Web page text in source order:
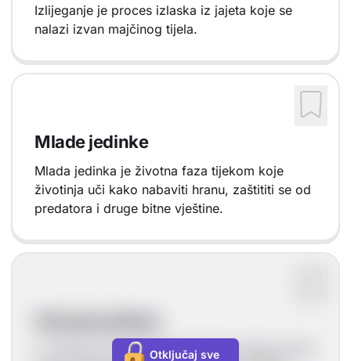
Izlijeganje je proces izlaska iz jajeta koje se
nalazi izvan majčinog tijela.
Mlade jedinke
Mlada jedinka je životna faza tijekom koje
životinja uči kako nabaviti hranu, zaštititi se od
predatora i druge bitne vještine.
U odrasloj životnoj fazi životinja postaje spolno
Otključaj sve